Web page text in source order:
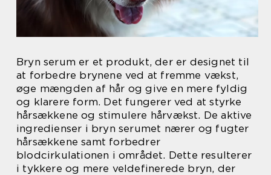
Bryn serum er et produkt, der er designet til
at forbedre brynene ved at fremme vækst,
øge mængden af hår og give en mere fyldig
og klarere form. Det fungerer ved at styrke
hårsækkene og stimulere hårvækst. De aktive
ingredienser i bryn serumet nærer og fugter
hårsækkene samt forbedrer
blodcirkulationen i området. Dette resulterer
i tykkere og mere veldefinerede bryn, der